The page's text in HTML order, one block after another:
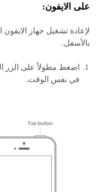
على الايفون:
لإعادة تشغيل جهاز
بالأسفل.
اضغط مطولاً على الزر
في نفس الوقت.